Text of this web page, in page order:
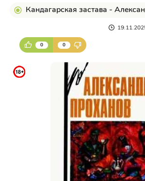
Кандагарская застава -
0 0